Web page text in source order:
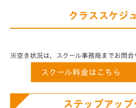
クラススケジ
※空き状況は、スクール事務局までお問合
スクール料金はこちら
ステップアップ